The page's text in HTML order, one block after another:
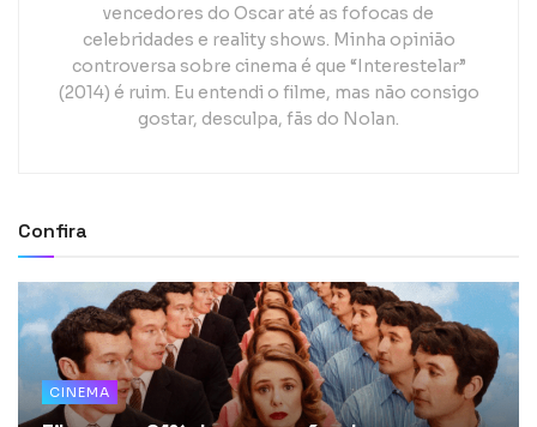
vencedores do Oscar até as fofocas de
celebridades e reality shows. Minha opinião
controversa sobre cinema é que “Interestelar”
(2014) é ruim. Eu entendi o filme, mas não consigo
gostar, desculpa, fãs do Nolan.
Confira
CINEMA